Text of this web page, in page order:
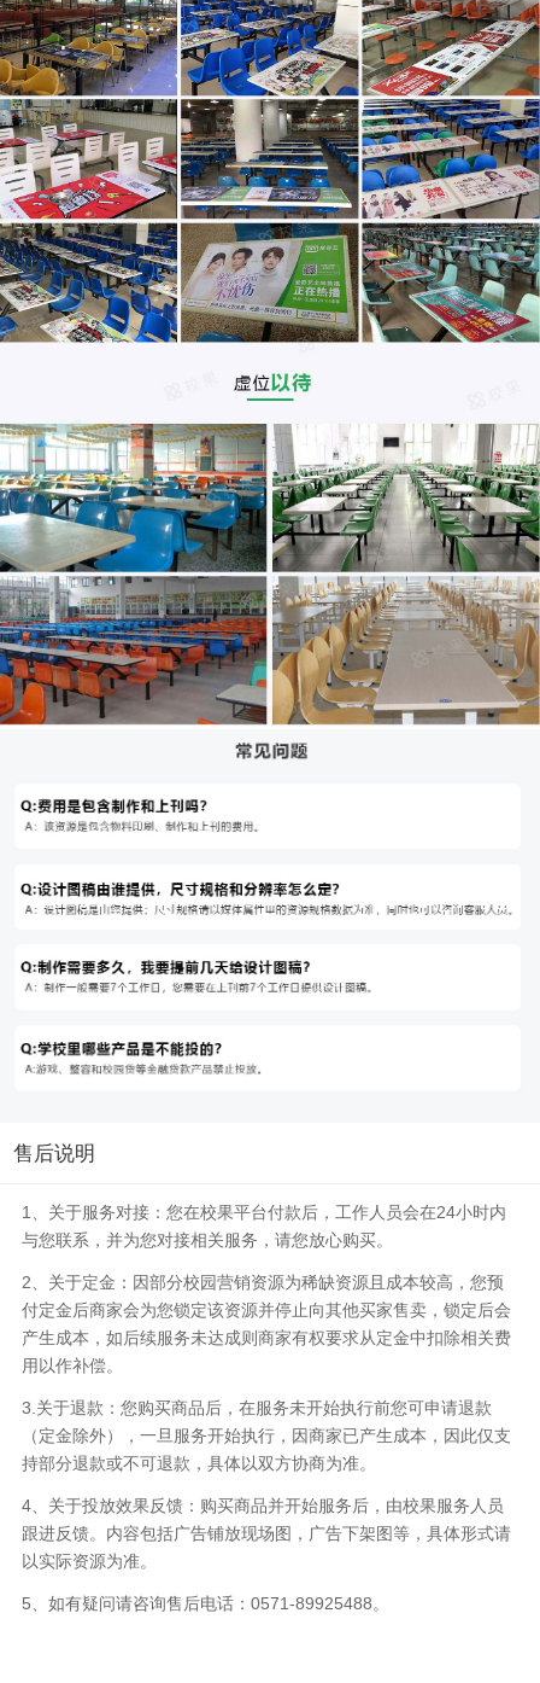
售后说明
1、关于服务对接：您在校果平台付款后，工作人员会在24小时内
与您联系，并为您对接相关服务，请您放心购买。
2、关于定金：因部分校园营销资源为稀缺资源且成本较高，您预
付定金后商家会为您锁定该资源并停止向其他买家售卖，锁定后会
产生成本，如后续服务未达成则商家有权要求从定金中扣除相关费
用以作补偿。
3.关于退款：您购买商品后，在服务未开始执行前您可申请退款
（定金除外），一旦服务开始执行，因商家已产生成本，因此仅支
持部分退款或不可退款，具体以双方协商为准。
4、关于投放效果反馈：购买商品并开始服务后，由校果服务人员
跟进反馈。内容包括广告铺放现场图，广告下架图等，具体形式请
以实际资源为准。
5、如有疑问请咨询售后电话：0571-89925488。